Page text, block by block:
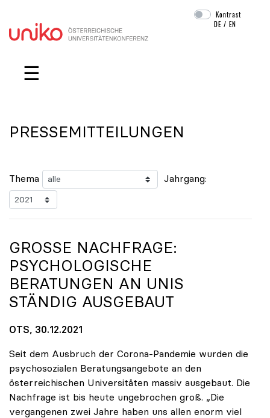
Navigation überspringen
Kontrast
DE /EN
☰
PRESSEMITTEILUNGEN
Thema Jahrgang:
GROSSE NACHFRAGE: P
SYCHOLOGISCHE B
ERATUNGEN AN UNIS S
TÄNDIG AUSGEBAUT
OTS, 30.12.2021
Seit dem Ausbruch der Corona-Pandemie wurden die
psychosozialen Beratungsangebote an den
österreichischen Universitäten massiv ausgebaut. Die
Nachfrage ist bis heute ungebrochen groß. „Die
vergangenen zwei Jahre haben uns allen enorm viel